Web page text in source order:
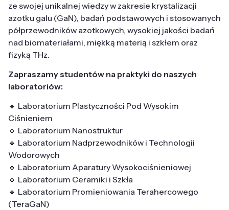
ze swojej unikalnej wiedzy w zakresie krystalizacji
azotku galu (GaN), badań podstawowych i stosowanych
półprzewodników azotkowych, wysokiej jakości badań
nad biomateriałami, miękką materią i szkłem oraz
fizyką THz.
Zapraszamy studentów na praktyki do naszych
laboratoriów:
🔹 Laboratorium Plastyczności Pod Wysokim
Ciśnieniem
🔹 Laboratorium Nanostruktur
🔹 Laboratorium Nadprzewodników i Technologii
Wodorowych
🔹 Laboratorium Aparatury Wysokociśnieniowej
🔹 Laboratorium Ceramiki i Szkła
🔹 Laboratorium Promieniowania Terahercowego
(TeraGaN)